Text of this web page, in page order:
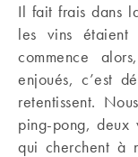
Il fait frais dans
les vins étaient
commence
enjoués, c’est
retentissent.
ping-pong, deux
qui cherchent à